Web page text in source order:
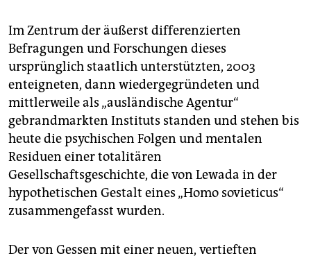
Im Zentrum der äußerst differenzierten
Befragungen und Forschungen dieses
ursprünglich staatlich unterstützten, 2003
enteigneten, dann wiedergegründeten und
mittlerweile als „ausländische Agentur“
gebrandmarkten Instituts standen und stehen bis
heute die psychischen Folgen und mentalen
Residuen einer totalitären
Gesellschaftsgeschichte, die von Lewada in der
hypothetischen Gestalt eines „Homo sovieticus“
zusammengefasst wurden.
Der von Gessen mit einer neuen, vertieften